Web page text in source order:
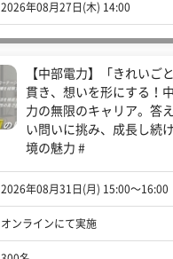
2026年08月27日(木) 14:00
【中部電力】「きれいご
貫き、想いを形にする！
力の無限のキャリア。答
い問いに挑み、成長し続
境の魅力 #
2026年08月31日(月) 15:00〜16:00
オンラインにて実施